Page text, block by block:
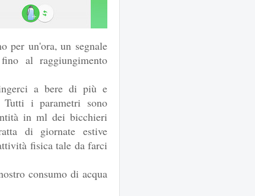
per un'ora, un segnale
al raggiungimento
a bere di più e
i parametri sono
in ml dei bicchieri
di giornate estive
fisica tale da farci
consumo di acqua